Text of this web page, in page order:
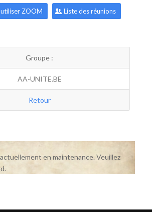
ZOOM Liste des réunions
Groupe :
AA-UNITE.BE
Retour
en maintenance. Veuillez